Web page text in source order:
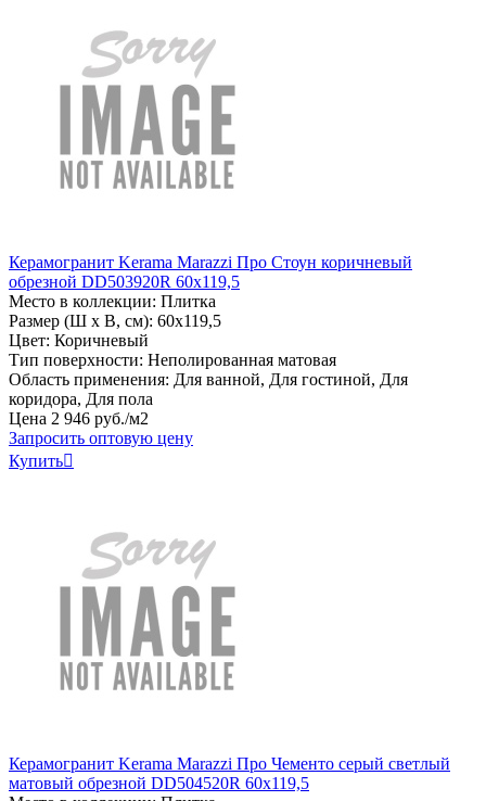
Керамогранит Kerama Marazzi Про Стоун коричневый
обрезной DD503920R 60x119,5
Место в коллекции: Плитка
Размер (Ш х В, см): 60х119,5
Цвет: Коричневый
Тип поверхности: Неполированная матовая
Область применения: Для ванной, Для гостиной, Для
коридора, Для пола
Цена 2 946 руб./м2
Запросить оптовую цену
Купить
Керамогранит Kerama Marazzi Про Чементо серый светлый
матовый обрезной DD504520R 60x119,5